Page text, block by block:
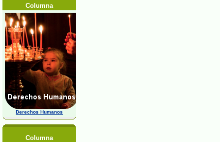
Columna
Derechos Humanos
Columna